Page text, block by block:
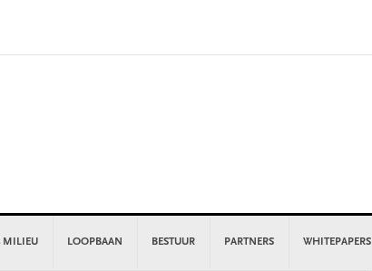
MILIEU LOOPBAAN BESTUUR PARTNERS WHITEPAPERS